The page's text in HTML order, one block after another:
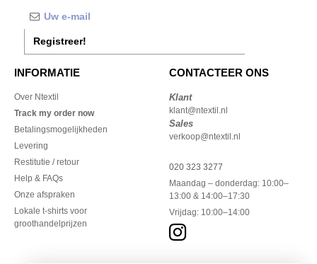
Registreer!
INFORMATIE
Over Ntextil
Track my order now
Betalingsmogelijkheden
Levering
Restitutie / retour
Help & FAQs
Onze afspraken
Lokale t-shirts voor
groothandelprijzen
CONTACTEER ONS
Klant
klant@ntextil.nl
Sales
verkoop@ntextil.nl
020 323 3277
Maandag – donderdag: 10:00–
13:00 & 14:00–17:30
Vrijdag: 10:00–14:00